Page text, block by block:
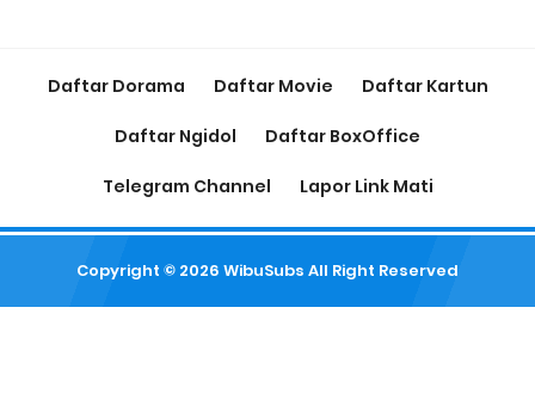
Daftar Dorama Daftar Movie Daftar Kartun
Daftar Ngidol Daftar BoxOffice
Telegram Channel Lapor Link Mati
Copyright © 2026 WibuSubs All Right Reserved